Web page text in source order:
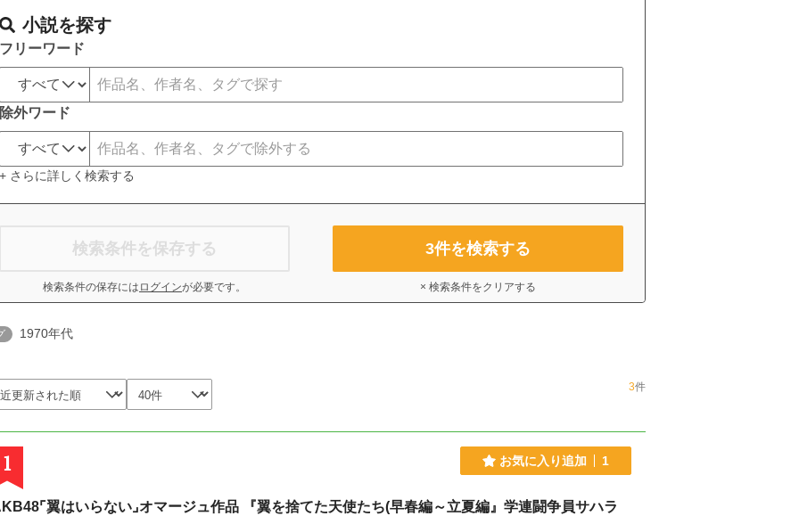
小説を探す
フリーワード
除外ワード
+ さらに詳しく検索する
検索条件を保存する
検索条件の保存には ログインが必要です。
3件を検索する
× 検索条件をクリアする
1970年代
3件
1 お気に入り追加 1
翼はいらない⌟オマージュ作品 『翼を捨てた天使たち(早春編～立夏編』学連闘争員サハラ